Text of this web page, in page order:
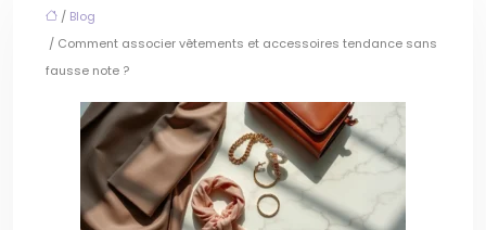
/ Blog
/ Comment associer vêtements et accessoires tendance sans
fausse note ?